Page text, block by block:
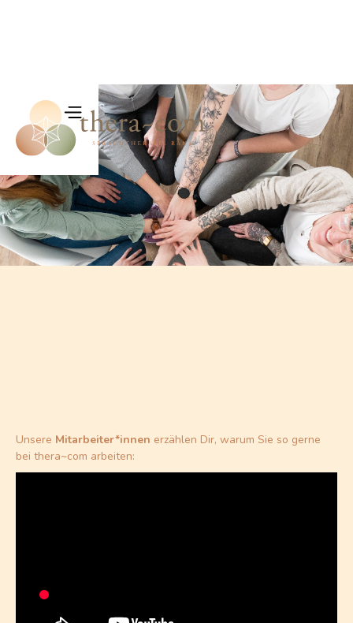
Unsere Mitarbeiter*innen erzählen Dir, warum Sie so gerne
bei thera~com arbeiten: